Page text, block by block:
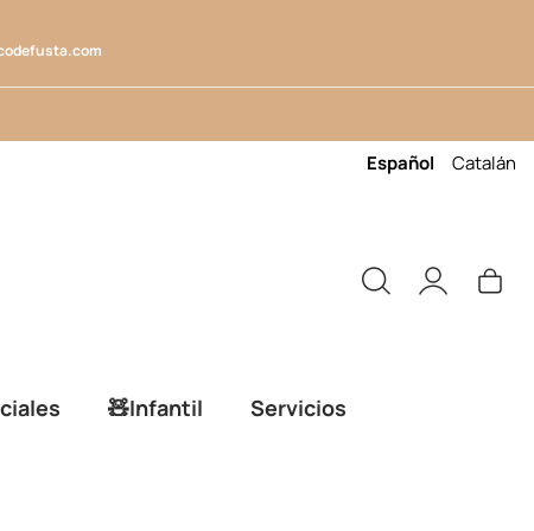
Español
Catalán
🧸Infantil Servicios